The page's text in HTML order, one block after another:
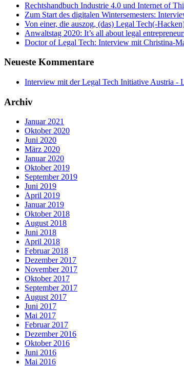
Rechtshandbuch Industrie 4.0 und Internet of
Zum Start des digitalen Wintersemesters:
Von einer, die auszog, (das) Legal Tech(-
Anwaltstag 2020: It’s all about legal
Doctor of Legal Tech: Interview mit Christina-
Neueste Kommentare
Interview mit der Legal Tech Initiative Austria -
Archiv
Januar 2021
Oktober 2020
Juni 2020
März 2020
Januar 2020
Oktober 2019
September 2019
Juni 2019
April 2019
Januar 2019
Oktober 2018
August 2018
Juni 2018
April 2018
Februar 2018
Dezember 2017
November 2017
Oktober 2017
September 2017
August 2017
Juni 2017
Mai 2017
Februar 2017
Dezember 2016
Oktober 2016
Juni 2016
Mai 2016